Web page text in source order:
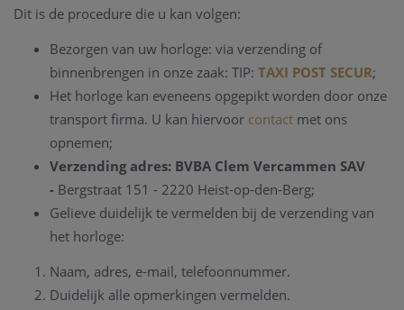
Dit is de procedure die u kan volgen:
Bezorgen van uw horloge: via verzending of
binnenbrengen in onze zaak: TIP: TAXI POST SECUR;
Het horloge kan eveneens opgepikt worden door onze
transport firma. U kan hiervoor contact met ons
opnemen;
Verzending adres: BVBA Clem Vercammen SAV
- Bergstraat 151 - 2220 Heist-op-den-Berg;
Gelieve duidelijk te vermelden bij de verzending van
het horloge:
Naam, adres, e-mail, telefoonnummer.
Duidelijk alle opmerkingen vermelden.